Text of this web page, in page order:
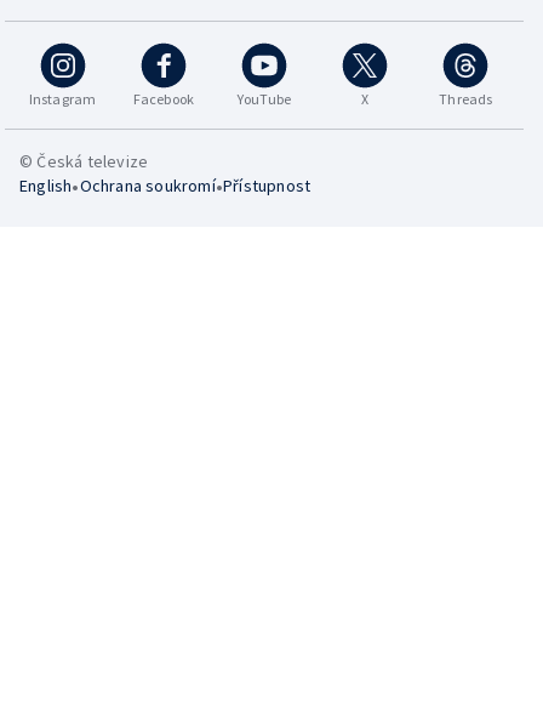
Instagram Facebook YouTube X Threads
© Česká televize
English•Ochrana soukromí•Přístupnost